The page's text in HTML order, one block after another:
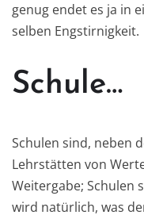
genug endet es ja in
selben Engstirnigkeit.
Schule…
Schulen sind, neben
Lehrstätten von
Weitergabe; Schulen
wird natürlich, was